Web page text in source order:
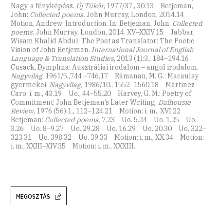
Nagy, a fényképész. Új Tükör, 1977/37., 30.13 Betjeman,
John: Collected poems. John Murray, London, 2014.14
Motion, Andrew: Introduction. In: Betjeman, John: Collected
poems. John Murray, London, 2014. XV–XXIV.15 Jabbar,
Wisam Khalid Abdul: The Poet as Translator: The Poetic
Vision of John Betjeman. International Journal of English
Language & Translation Studies, 2013 (1):3., 184–194.16
Cusack, Dymphna: Ausztráliai irodalom – angol irodalom.
Nagyvilág, 1961/5.,744 –746.17 Rámanan, M. G.: Macaulay
gyermekei. Nagyvilág, 1986/10., 1552–1560.18 Martinez-
Caro: i. m., 43.19 Uo., 44–55.20 Harvey, G. M.: Poetry of
Commitment: John Betjeman’s Later Writing. Dalhousie
Review, 1976 (56):1., 112–124.21 Motion: i. m., XVI.22
Betjeman: Collected poems, 7.23 Uo. 5.24 Uo. 1.25 Uo.
3.26 Uo. 8–9.27 Uo. 29.28 Uo. 16.29 Uo. 20.30 Uo. 322–
323.31 Uo. 398.32 Uo. 39.33 Motion: i. m., XX.34 Motion:
i. m., XXIII–XIV.35 Motion: i. m., XXXIII.
MEGOSZTÁS